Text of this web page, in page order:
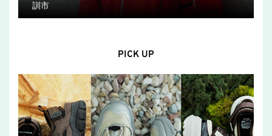
訓市
PICK UP